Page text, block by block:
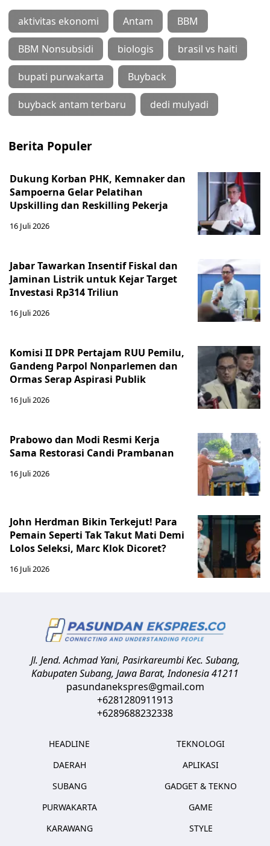
aktivitas ekonomi Antam BBM
BBM Nonsubsidi biologis brasil vs haiti
bupati purwakarta Buyback
buyback antam terbaru dedi mulyadi
Berita Populer
Dukung Korban PHK, Kemnaker dan
Sampoerna Gelar Pelatihan
Upskilling dan Reskilling Pekerja
16 Juli 2026
Jabar Tawarkan Insentif Fiskal dan
Jaminan Listrik untuk Kejar Target
Investasi Rp314 Triliun
16 Juli 2026
Komisi II DPR Pertajam RUU Pemilu,
Gandeng Parpol Nonparlemen dan
Ormas Serap Aspirasi Publik
16 Juli 2026
Prabowo dan Modi Resmi Kerja
Sama Restorasi Candi Prambanan
16 Juli 2026
John Herdman Bikin Terkejut! Para
Pemain Seperti Tak Takut Mati Demi
Lolos Seleksi, Marc Klok Dicoret?
16 Juli 2026
Jl. Jend. Achmad Yani, Pasirkareumbi Kec. Subang,
Kabupaten Subang, Jawa Barat,Indonesia41211
pasundanekspres@gmail.com
+6281280911913
+6289688232338
HEADLINE
DAERAH
SUBANG
PURWAKARTA
KARAWANG
TEKNOLOGI
APLIKASI
GADGET & TEKNO
GAME
STYLE